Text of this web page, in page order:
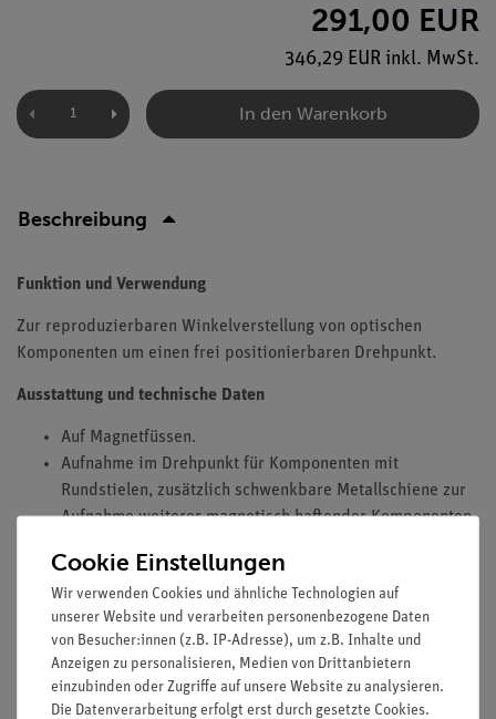
291,00 EUR
346,29 EUR inkl. MwSt.
In den Warenkorb
Beschreibung
Funktion und Verwendung
Zur reproduzierbaren Winkelverstellung von optischen
Komponenten um einen frei positionierbaren Drehpunkt.
Ausstattung und technische Daten
Auf Magnetfüssen.
Aufnahme im Drehpunkt für Komponenten mit
Rundstielen, zusätzlich schwenkbare Metallschiene zur
Aufnahme weiterer magnetisch haftender Komponenten.
Teilung: 5°.
Versandkostenfrei ab 300,- €
Cookie Einstellungen
Wir verwenden Cookies und ähnliche Technologien auf
unserer Website und verarbeiten personenbezogene Daten
von Besucher:innen (z.B. IP-Adresse), um z.B. Inhalte und
Anzeigen zu personalisieren, Medien von Drittanbietern
einzubinden oder Zugriffe auf unsere Website zu analysieren.
Die Datenverarbeitung erfolgt erst durch gesetzte Cookies.